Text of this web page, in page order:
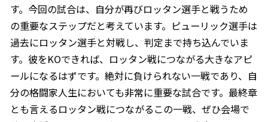
す。今回の試合は、自分が再びロッタン選手と戦うため
の重要なステップだと考えています。ピューリック選手は
過去にロッタン選手と対戦し、判定まで持ち込んでいま
す。彼をKOできれば、ロッタン戦につながる大きなアピ
ールになるはずです。絶対に負けられない一戦であり、自
分の格闘家人生においても非常に重要な試合です。最終章
とも言えるロッタン戦につながるこの一戦、ぜひ会場で